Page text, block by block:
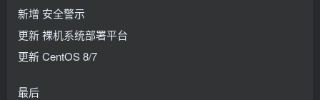
新增 安全警示
更新 裸机系统部署平台
更新 CentOS 8/7
最后